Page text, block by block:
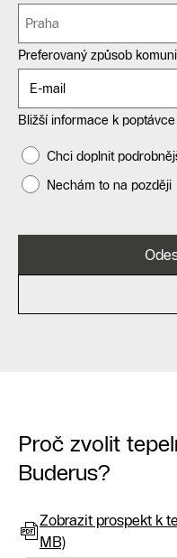
Preferovaný způsob
Bližší informace k poptávce
Chci doplnit
Nechám to na později
Proč zvolit
Buderus?
Zobrazit prospekt k
MB)